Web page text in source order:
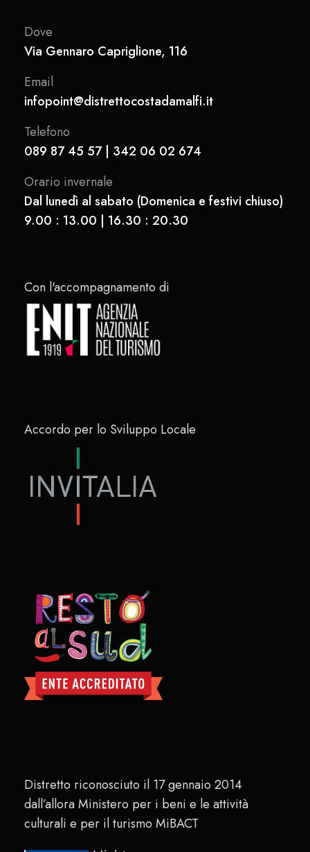
Dove
Via Gennaro Capriglione, 116
Email
infopoint@distrettocostadamalfi.it
Telefono
089 87 45 57 | 342 06 02 674
Orario invernale
Dal lunedì al sabato (Domenica e festivi chiuso)
9.00 : 13.00 | 16.30 : 20.30
Con l'accompagnamento di
Accordo per lo Sviluppo Locale
Distretto riconosciuto il 17 gennaio 2014
dall’allora Ministero per i beni e le attività
culturali e per il turismo MiBACT